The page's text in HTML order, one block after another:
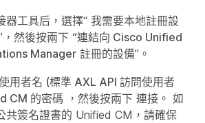
器工具后，選擇“ 我需要本地註冊設
，然後按兩下 “連結向 Cisco Unified
Manager 註冊的設備”。
用者名 (標準 AXL API 訪問使用者
CM 的密碼 ，然後按兩下 連接 。 如
共簽名證書的 Unified CM，請確保